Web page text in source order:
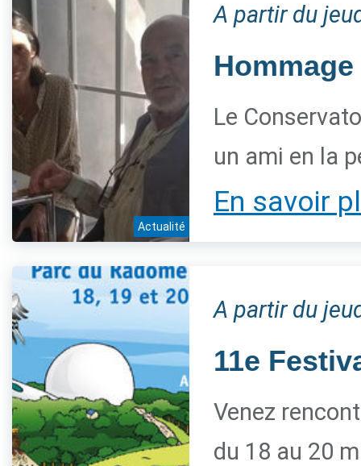
Actualité
A partir du
Le
un ami en la
En savoir
A partir du
11e
Venez
du 18 au 20